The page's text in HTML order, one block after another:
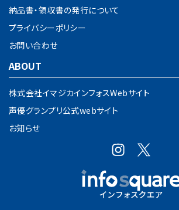
納品書・領収書の発行について
プライバシーポリシー
お問い合わせ
ABOUT
株式会社イマジカインフォスWebサイト
声優グランプリ公式webサイト
お知らせ